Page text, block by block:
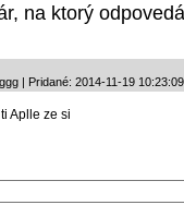
na ktorý
| Pridané: 2014-11-19 10:23:09
Aplle ze si